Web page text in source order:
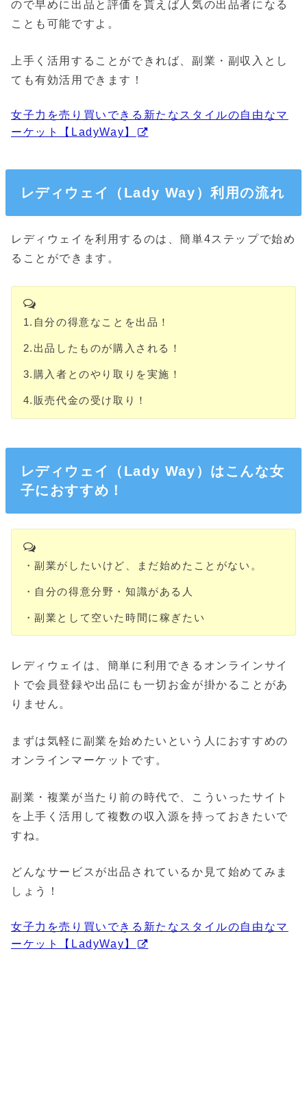
ので早めに出品と評価を貰えば人気の出品者になる
ことも可能ですよ。
上手く活用することができれば、副業・副収入とし
ても有効活用できます！
女子力を売り買いできる新たなスタイルの自由なマ
ーケット【LadyWay】
レディウェイ（Lady Way）利用の流れ
レディウェイを利用するのは、簡単4ステップで始め
ることができます。
1.自分の得意なことを出品！
2.出品したものが購入される！
3.購入者とのやり取りを実施！
4.販売代金の受け取り！
レディウェイ（Lady Way）はこんな女
子におすすめ！
・副業がしたいけど、まだ始めたことがない。
・自分の得意分野・知識がある人
・副業として空いた時間に稼ぎたい
レディウェイは、簡単に利用できるオンラインサイ
トで会員登録や出品にも一切お金が掛かることがあ
りません。
まずは気軽に副業を始めたいという人におすすめの
オンラインマーケットです。
副業・複業が当たり前の時代で、こういったサイト
を上手く活用して複数の収入源を持っておきたいで
すね。
どんなサービスが出品されているか見て始めてみま
しょう！
女子力を売り買いできる新たなスタイルの自由なマ
ーケット【LadyWay】